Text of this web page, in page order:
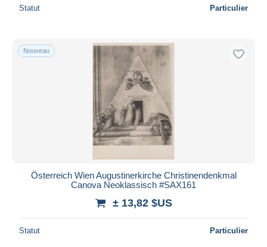
Statut Particulier
Nouveau
Österreich Wien Augustinerkirche Christinendenkmal
Canova Neoklassisch #SAX161
± 13,82 $US
Statut Particulier